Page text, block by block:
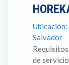
Ubicación:
Salvador
de